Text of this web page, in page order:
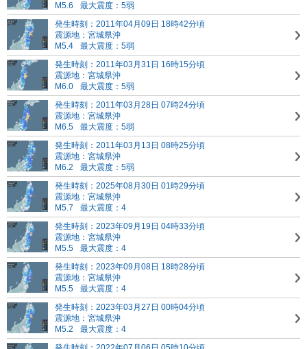
M5.6
最大震度：5弱
発生時刻：2011年04月09日 18時42分頃
震源地：宮城県沖
M5.4
最大震度：5弱
発生時刻：2011年03月31日 16時15分頃
震源地：宮城県沖
M6.0
最大震度：5弱
発生時刻：2011年03月28日 07時24分頃
震源地：宮城県沖
M6.5
最大震度：5弱
発生時刻：2011年03月13日 08時25分頃
震源地：宮城県沖
M6.2
最大震度：5弱
発生時刻：2025年08月30日 01時29分頃
震源地：宮城県沖
M5.7
最大震度：4
発生時刻：2023年09月19日 04時33分頃
震源地：宮城県沖
M5.5
最大震度：4
発生時刻：2023年09月08日 18時28分頃
震源地：宮城県沖
M5.5
最大震度：4
発生時刻：2023年03月27日 00時04分頃
震源地：宮城県沖
M5.2
最大震度：4